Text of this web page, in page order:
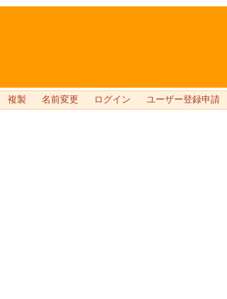
複製 名前変更 ログイン ユーザー登録申請